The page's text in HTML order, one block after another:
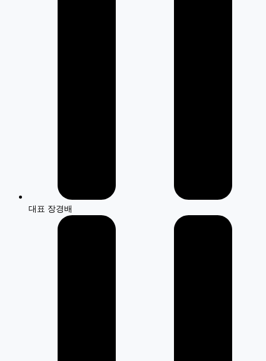
대표 장경배